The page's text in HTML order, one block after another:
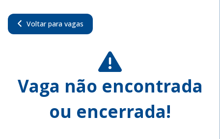
Voltar para vagas
Vaga não encontrada
ou encerrada!